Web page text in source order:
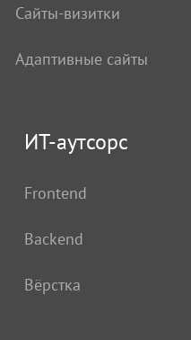
Сайты-визитки
Адаптивные сайты
ИТ-аутсорс
Frontend
Backend
Вёрстка